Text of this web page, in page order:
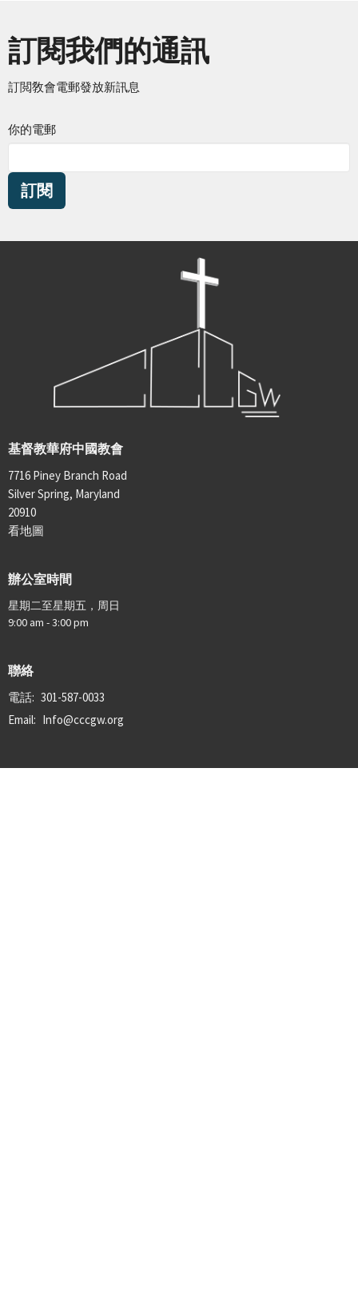
訂閱我們的通訊
訂閲敎會電郵發放新訊息
你的電郵
訂閱
基督教華府中國教會
7716 Piney Branch Road
Silver Spring, Maryland
20910
看地圖
辦公室時間
星期二至星期五，周日
9:00 am - 3:00 pm
聯絡
電話: 301-587-0033
Email: Info@cccgw.org